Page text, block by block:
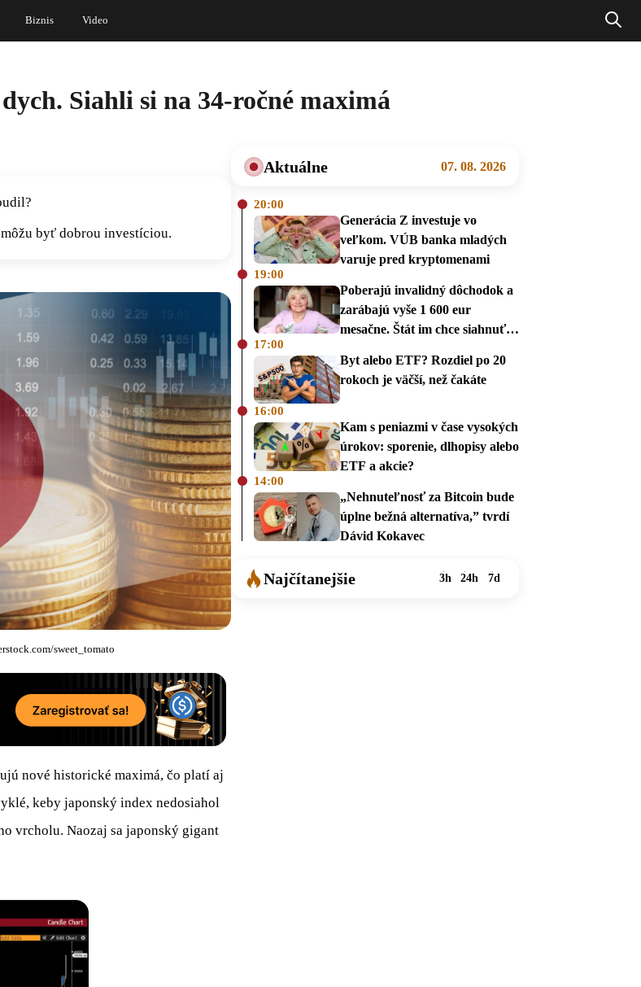
Biznis Video
Siahli si na 34-ročné maximá
byť dobrou investíciou.
sweet_tomato
nové historické maximá, čo platí aj
keby japonský index nedosiahol
vrcholu. Naozaj sa japonský gigant
Aktuálne 07. 08. 2026
20:00
Generácia Z investuje vo
veľkom. VÚB banka mladých
varuje pred kryptomenami
19:00
Poberajú invalidný dôchodok a
zarábajú vyše 1 600 eur
mesačne. Štát im chce siahnuť
17:00
Byt alebo ETF? Rozdiel po 20
rokoch je väčší, než čakáte
16:00
Kam s peniazmi v čase vysokých
úrokov: sporenie, dlhopisy alebo
ETF a akcie?
14:00
„Nehnuteľnosť za Bitcoin bude
úplne bežná alternatíva,” tvrdí
Dávid Kokavec
Najčítanejšie 3h 24h 7d